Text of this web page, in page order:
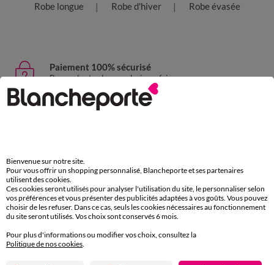
Robe longue Robe d'hiver Robe évasée
Paiement 100% sécurisé
Payez plus tard ou en plusieurs fois
Livraison express
sous 30 jours avec Mondial Relay uniquement
Service clients
par chat et par téléphone
de 8h00 à 20h00 du lundi au samedi
Bienvenue sur notre site.
Pour vous offrir un shopping personnalisé, Blancheporte et ses partenaires
utilisent des cookies.
Ces cookies seront utilisés pour analyser l'utilisation du site, le personnaliser selon
vos préférences et vous présenter des publicités adaptées à vos goûts. Vous pouvez
choisir de les refuser. Dans ce cas, seuls les cookies nécessaires au fonctionnement
du site seront utilisés. Vos choix sont conservés 6 mois.
Pour plus d'informations ou modifier vos choix, consultez la
Politique de nos cookies